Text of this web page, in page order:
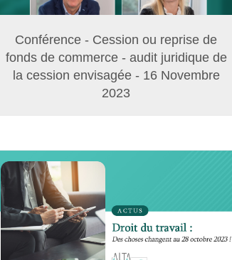
Conférence - Cession ou reprise de
fonds de commerce - audit juridique de
la cession envisagée - 16 Novembre
2023